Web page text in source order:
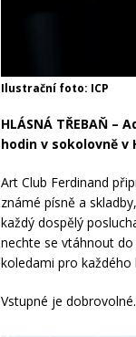
Ilustrační foto: ICP
HLÁSNÁ TŘEBAŇ
hodin v sokolovně v
Art Club Ferdinand
známé písně a
každý dospělý
nechte se vtáhnout
koledami pro každého
Vstupné je dobrovolné.